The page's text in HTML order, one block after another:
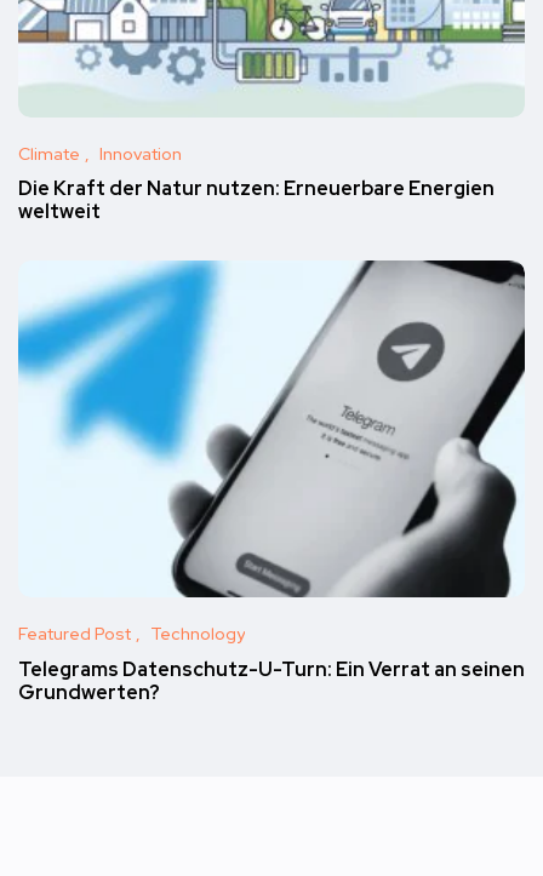
Climate Innovation
Die Kraft der Natur nutzen: Erneuerbare Energien
weltweit
Featured Post Technology
Telegrams Datenschutz-U-Turn: Ein Verrat an seinen
Grundwerten?